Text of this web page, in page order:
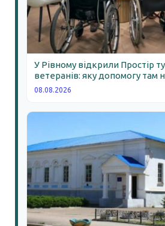
У Рівному відкрили Простір
ветеранів: яку допомогу там
08.08.2026